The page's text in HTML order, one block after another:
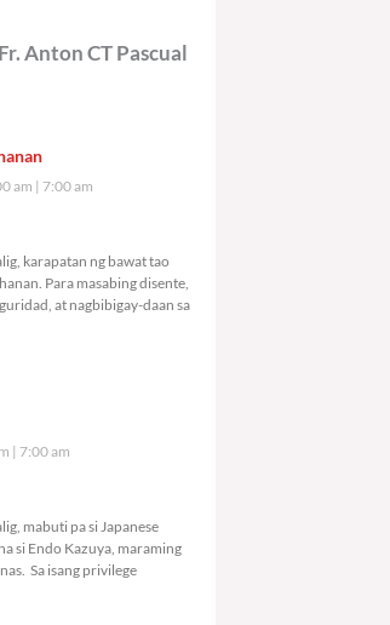
Anton CT Pascual
am 7:00 am
karapatan ng bawat tao
Para masabing disente,
at nagbibigay-daan sa
7:00 am
mabuti pa si Japanese
si Endo Kazuya, maraming
Sa isang privilege